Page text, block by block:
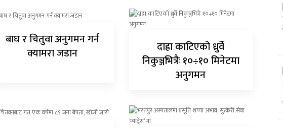
बाघ र चितुवा अनुगमन गर्न
क्यामरा जडान
दाह्रा काटिएको ध्रुर्वे
निकुञ्जभित्रैः १०÷१० मिनेटमा
अनुगमन